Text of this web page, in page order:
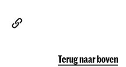
Terug naar boven